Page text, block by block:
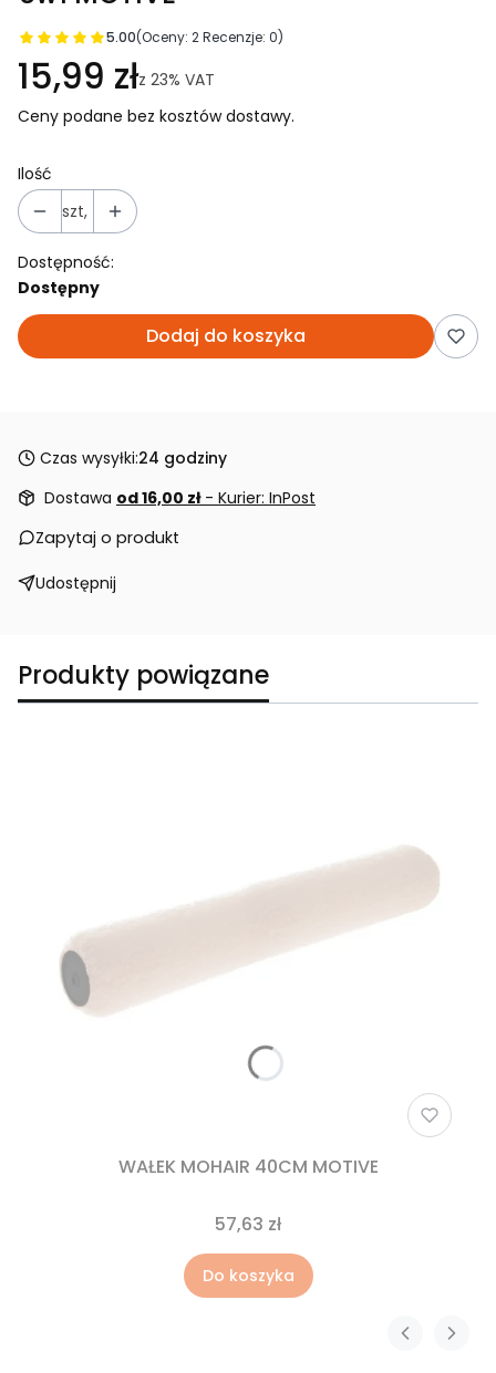
5.00(Oceny: 2 Recenzje: 0)
15,99 złz 23% VAT
Ceny podane bez kosztów dostawy.
Ilość
szt,
Dostępność:
Dostępny
Dodaj do koszyka
Czas wysyłki:24 godziny
Dostawa od 16,00 zł - Kurier: InPost
Zapytaj o produkt
Udostępnij
Produkty powiązane
WAŁEK MOHAIR 40CM MOTIVE
57,63 zł
Do koszyka